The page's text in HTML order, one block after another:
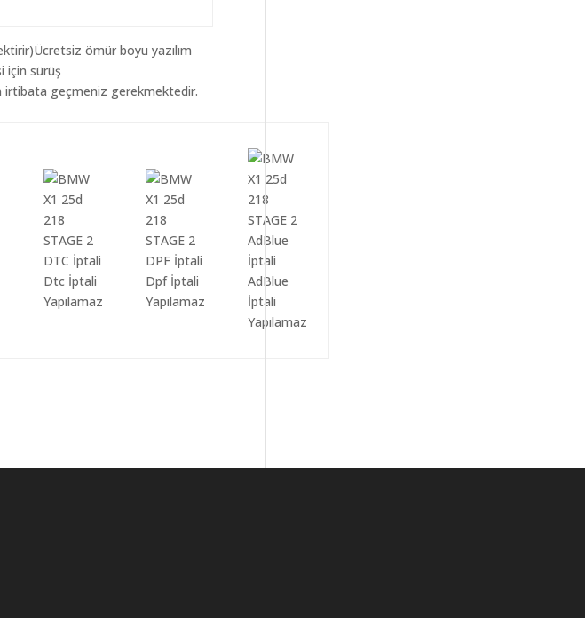
ömür boyu yazılım
için sürüş
irtibata geçmeniz gerekmektedir.
Dtc İptali
Yapılamaz
Dpf İptali
Yapılamaz
AdBlue
İptali
Yapılamaz